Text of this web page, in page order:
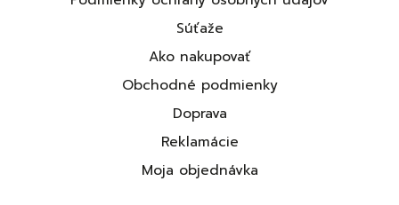
Súťaže
Ako nakupovať
Obchodné podmienky
Doprava
Reklamácie
Moja objednávka